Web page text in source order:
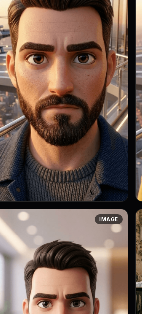
Art style: 3D анимация с мягким
освещением. Крупный план лица
Маркуса. Он смотрит прямо в камеру,
его взгляд твердый и непоколебимый.
Ег...
IMAGE